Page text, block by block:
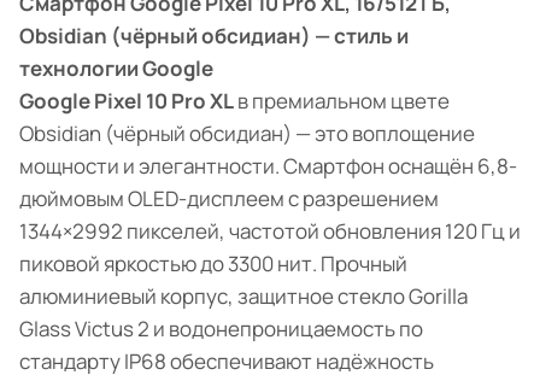
Obsidian (чёрный обсидиан) — стиль и
технологии Google
Google Pixel 10 Pro XLв премиальном цвете
Obsidian (чёрный обсидиан) — это воплощение
мощности и элегантности. Смартфон оснащён 6,8-
дюймовым OLED-дисплеем с разрешением
1344×2992 пикселей, частотой обновления 120 Гц и
пиковой яркостью до 3300 нит. Прочный
алюминиевый корпус, защитное стекло Gorilla
Glass Victus 2 и водонепроницаемость по
стандарту IP68 обеспечивают надёжность